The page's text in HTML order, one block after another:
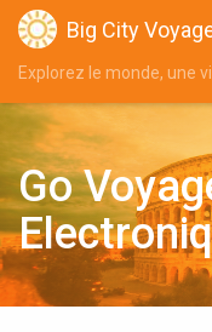
Big City
Explorez le monde, une
Go